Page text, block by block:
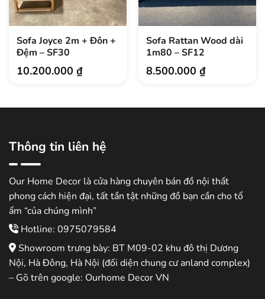
Sofa Joyce 2m + Đôn +
Đệm – SF30
10.200.000₫
Sofa Rattan Wood dài
1m80 – SF12
8.500.000₫
Thông tin liên hệ
Our Home Decor là cửa hàng chuyên bán đồ nội thất
phong cách hiện đại, tất tần tật những đồ bạn cần cho tổ
ẩm “của chúng mình”
Hotline: 0975079584
Showroom trưng bày: BT M09-02 khu đô thị Dương
Nội, Hà Đông, Hà Nội (đối diện chung cư anland complex)
– Gõ trên google: Ourhome Decor VN